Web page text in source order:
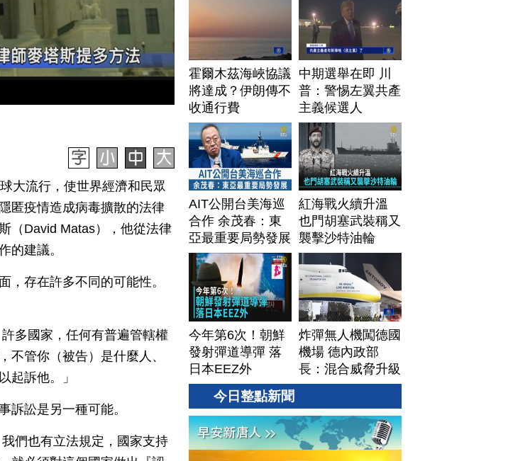
大流行，使世界經濟和民眾
匿疫情造成病毒擴散的法律
（David Matas），他從法律
的建議。
，存在許多不同的可能性。
多國家，任何有普遍管轄權
不管你（被告）是什麼人、
起訴他。」
訴訟是另一種可能。
們也有立法規定，國家支持
霍爾木茲海峽協議
將達成？伊朗傳不
收通行費
中期選舉在即 川
普：警惕左翼共產
主義候選人
AIT公開台美海巡
合作 余茂春：東
亞最重要局勢發展
紅海戰火續升溫
也門胡塞武裝稱又
襲擊沙特油輪
今年第6次！朝鮮
發射彈道導彈 落
日本EEZ外
炸彈無人機闖德國
機場 德內政部
長：混合威脅升級
今日整點新聞